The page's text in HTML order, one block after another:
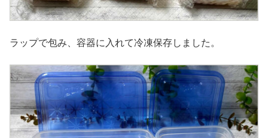
ラップで包み、容器に入れて冷凍保存しました。